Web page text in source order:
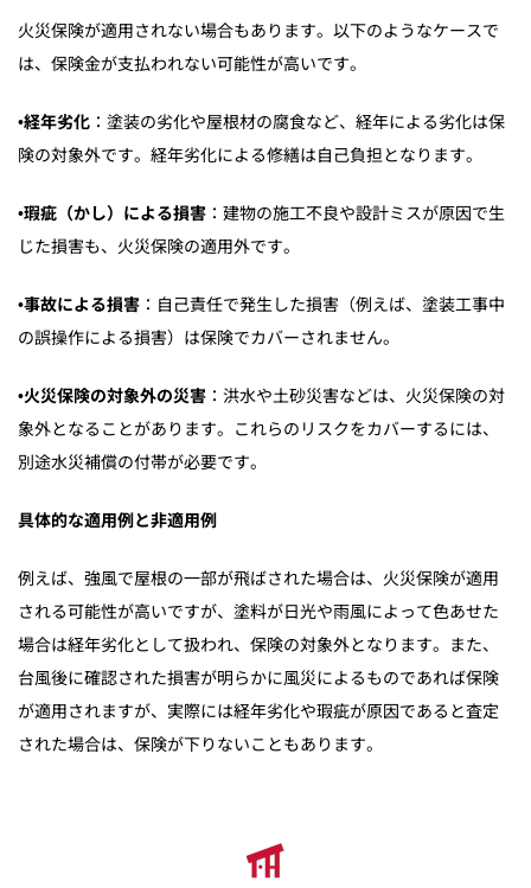
火災保険が適用されない場合もあります。以下のようなケースで
は、保険金が支払われない可能性が高いです。
•経年劣化 ：塗装の劣化や屋根材の腐食など、経年による劣化は保
険の対象外です。経年劣化による修繕は自己負担となります。
•瑕疵（かし）による損害 ：建物の施工不良や設計ミスが原因で生
じた損害も、火災保険の適用外です。
•事故による損害 ：自己責任で発生した損害（例えば、塗装工事中
の誤操作による損害）は保険でカバーされません。
•火災保険の対象外の災害 ：洪水や土砂災害などは、火災保険の対
象外となることがあります。これらのリスクをカバーするには、
別途水災補償の付帯が必要です。
具体的な適用例と非適用例
例えば、強風で屋根の一部が飛ばされた場合は、火災保険が適用
される可能性が高いですが、塗料が日光や雨風によって色あせた
場合は経年劣化として扱われ、保険の対象外となります。また、
台風後に確認された損害が明らかに風災によるものであれば保険
が適用されますが、実際には経年劣化や瑕疵が原因であると査定
された場合は、保険が下りないこともあります。